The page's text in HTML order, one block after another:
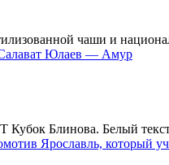
Юлаев — Амур